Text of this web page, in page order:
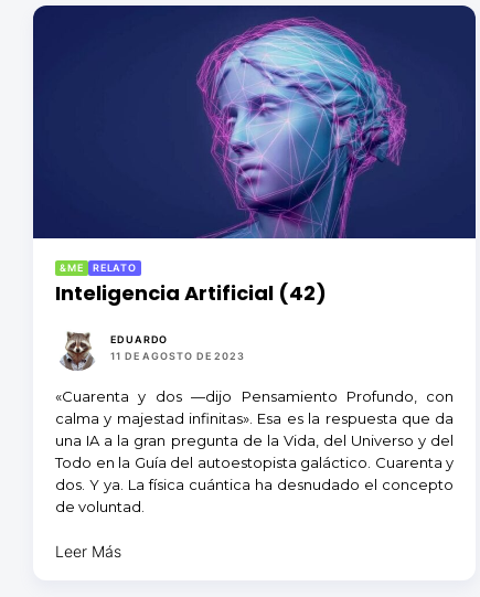
&ME RELATO
Inteligencia Artificial (42)
EDUARDO
11 DE AGOSTO DE 2023
«Cuarenta y dos —dijo Pensamiento Profundo, con
calma y majestad infinitas». Esa es la respuesta que da
una IA a la gran pregunta de la Vida, del Universo y del
Todo en la Guía del autoestopista galáctico. Cuarenta y
dos. Y ya. La física cuántica ha desnudado el concepto
de voluntad.
Leer Más